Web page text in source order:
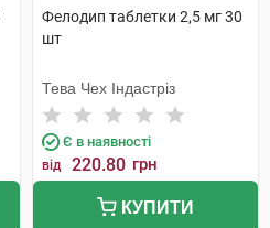
Фелодип таблетки 2,5 мг 30
шт
Тева Чех Індастріз
Є в наявності
від 220.80 грн
КУПИТИ